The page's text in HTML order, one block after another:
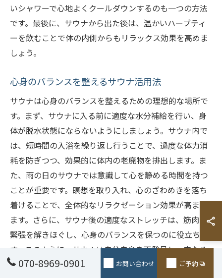
いシャワーで心地よくクールダウンするのも一つの方法
です。最後に、サウナから出た後は、温かいハーブティ
ーを飲むことで体の内側からもリラックス効果を高めま
しょう。
心身のバランスを整えるサウナ活用法
サウナは心身のバランスを整えるための理想的な場所で
す。まず、サウナに入る前に適度な水分補給を行い、身
体が脱水状態にならないようにしましょう。サウナ内で
は、短時間の入浴を繰り返し行うことで、過度な体力消
耗を防ぎつつ、効果的に体内の老廃物を排出します。ま
た、雨の日のサウナでは意識して心を静める時間を持つ
ことが重要です。瞑想を取り入れ、心のざわめきを落ち
着けることで、全体的なリラクゼーション効果が高まり
ます。さらに、サウナ後の適度なストレッチは、筋肉の
緊張を解きほぐし、心身のバランスを保つのに役立ちま
す。このように、サウナは自分自身を再発見し、内なる
調和を見つけるための貴重な時間を提供します。
070-8969-0901 お問い合わせ ご予約